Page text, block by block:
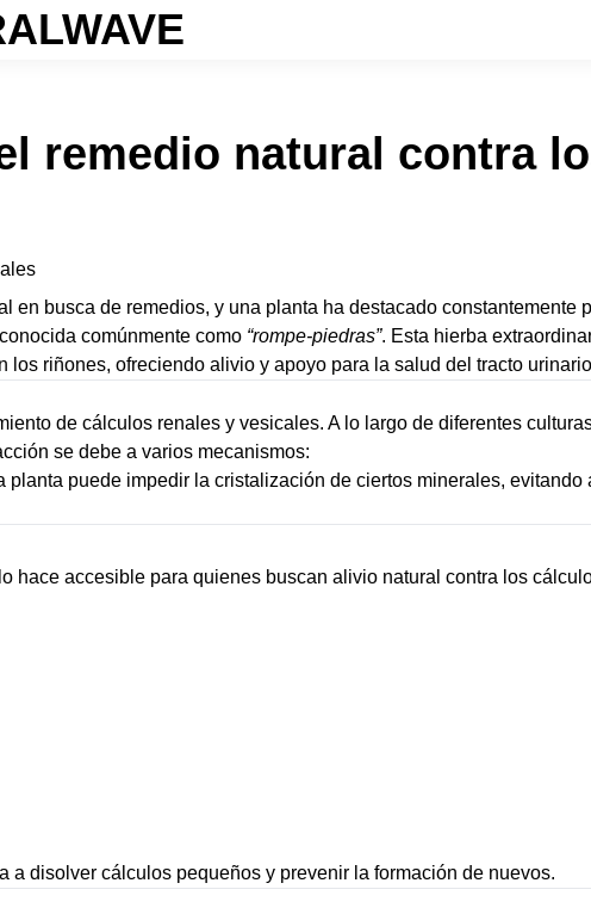
remedio natural contra
en busca de remedios, y una planta ha destacado constantemente
comúnmente como “rompe-piedras”. Esta hierba
riñones, ofreciendo alivio y apoyo para la salud del tracto
de cálculos renales y vesicales. A lo largo de diferentes
se debe a varios mecanismos:
planta puede impedir la cristalización de ciertos minerales, evitando
hace accesible para quienes buscan alivio natural contra los
a disolver cálculos pequeños y prevenir la formación de nuevos.